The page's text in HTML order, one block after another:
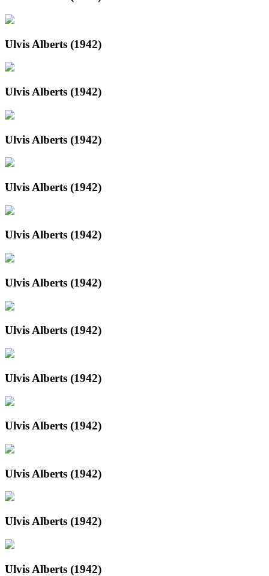
Ulvis Alberts (1942)
Ulvis Alberts (1942)
Ulvis Alberts (1942)
Ulvis Alberts (1942)
Ulvis Alberts (1942)
Ulvis Alberts (1942)
Ulvis Alberts (1942)
Ulvis Alberts (1942)
Ulvis Alberts (1942)
Ulvis Alberts (1942)
Ulvis Alberts (1942)
Ulvis Alberts (1942)